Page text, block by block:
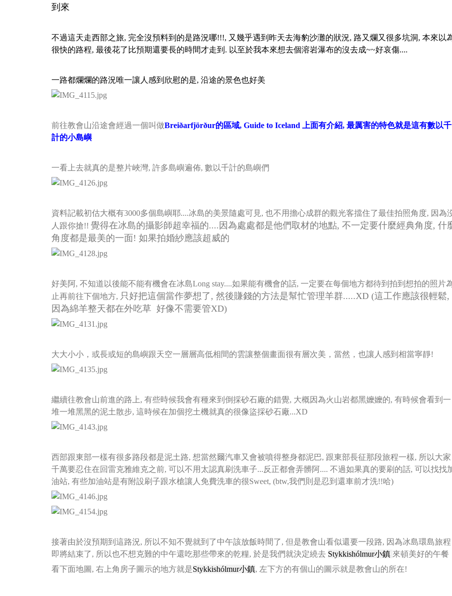
到來
不過這天走西部之旅, 完全沒預料到的是路況哪!!!, 又幾乎遇到昨天去海豹沙灘的狀況, 路又爛又很多坑洞, 本來以
很快的路程, 最後花了比預期還要長的時間才走到. 以至於我本來想去個溶岩瀑布的沒去成~~好哀傷....
一路都爛爛的路況唯一讓人感到欣慰的是, 沿途的景色也好美
前往教會山沿途會經過一個叫做Breiðarfjörður的區域, Guide to Iceland 上面有介紹, 最厲害的特色就是這有數以千
計的小島嶼
一看上去就真的是整片峽灣, 許多島嶼遍佈, 數以千計的島嶼們
資料記載初估大概有3000多個島嶼耶....冰島的美景隨處可見, 也不用擔心成群的觀光客擋住了最佳拍照角度, 因為
人跟你搶!! 覺得在冰島的攝影師超幸福的....因為處處都是他們取材的地點, 不一定要什麼經典角度, 什
角度都是最美的一面! 如果拍婚紗應該超威的
好美阿, 不知道以後能不能有機會在冰島Long stay....如果能有機會的話, 一定要在每個地方都待到拍到想拍的照片
止再前往下個地方, 只好把這個當作夢想了, 然後賺錢的方法是幫忙管理羊群.....XD (這工作應該很輕鬆,
因為綿羊整天都在外吃草 好像不需要管XD)
大大小小，或長或短的島嶼跟天空一層層高低相間的雲讓整個畫面很有層次美，當然，也讓人感到相當寧靜!
繼續往教會山前進的路上, 有些時候我會有種來到倒採砂石廠的錯覺, 大概因為火山岩都黑嬤嬤的, 有時候會看到一
堆一堆黑黑的泥土散步, 這時候在加個挖土機就真的很像盜採砂石廠...XD
西部跟東部一樣有很多路段都是泥土路, 想當然爾汽車又會被噴得整身都泥巴, 跟東部長征那段旅程一樣, 所以大家
千萬要忍住在回雷克雅維克之前, 可以不用太認真刷洗車子...反正都會弄髒阿.... 不過如果真的要刷的話, 可以找找
油站, 有些加油站是有附設刷子跟水槍讓人免費洗車的很Sweet, (btw,我們則是忍到還車前才洗!!哈)
接著由於沒預期到這路況, 所以不知不覺就到了中午該放飯時間了, 但是教會山看似還要一段路, 因為冰島環島旅程
即將結束了, 所以也不想克難的中午還吃那些帶來的乾糧, 於是我們就決定繞去 Stykkishólmur小鎮 來頓美好的午餐
看下面地圖, 右上角房子圖示的地方就是Stykkishólmur小鎮, 左下方的有個山的圖示就是教會山的所在!